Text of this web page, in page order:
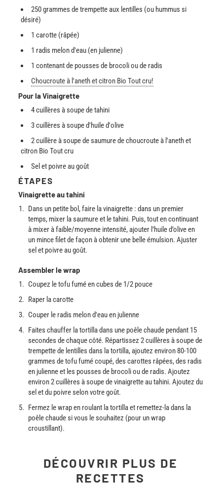
250 grammes de trempette aux lentilles (ou hummus si
désiré)
1 carotte (râpée)
1 radis melon d'eau (en julienne)
1 contenant de pousses de brocoli ou de radis
Choucroute à l'aneth et citron Bio Tout cru!
Pour la Vinaigrette
4 cuillères à soupe de tahini
3 cuillères à soupe d'huile d'olive
2 cuillère à soupe de saumure de choucroute à l'aneth et
citron Bio Tout cru
Sel et poivre au goût
ÉTAPES
Vinaigrette au tahini
Dans un petite bol, faire la vinaigrette : dans un premier
temps, mixer la saumure et le tahini. Puis, tout en continuant
à mixer à faible/moyenne intensité, ajouter l’huile d’olive en
un mince filet de façon à obtenir une belle émulsion. Ajuster
sel et poivre au goût.
Assembler le wrap
Coupez le tofu fumé en cubes de 1/2 pouce
Raper la carotte
Couper le radis melon d'eau en julienne
Faites chauffer la tortilla dans une poêle chaude pendant 15
secondes de chaque côté. Répartissez 2 cuillères à soupe de
trempette de lentilles dans la tortilla, ajoutez environ 80-100
grammes de tofu fumé coupé, des carottes râpées, des radis
en julienne et les pousses de brocoli ou de radis. Ajoutez
environ 2 cuillères à soupe de vinaigrette au tahini. Ajoutez du
sel et du poivre selon votre goût.
Fermez le wrap en roulant la tortilla et remettez-la dans la
poêle chaude si vous le souhaitez (pour un wrap
croustillant).
DÉCOUVRIR PLUS DE
RECETTES